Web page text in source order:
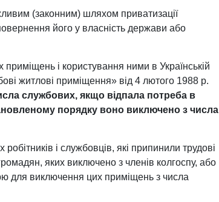
(законним) шляхом приватизації
його у власність держави або
і користування ними в Українській
житлові приміщення» від 4 лютого 1988 р.
службових, якщо відпала потреба в
порядку воно виключено з числа
і службовців, які припинили трудові
яких виключено з членів колгоспу, або
для виключення цих приміщень з числа